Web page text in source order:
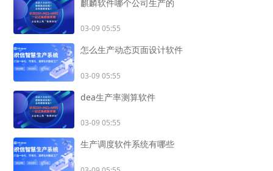
麒麟软件哪个公司生产的
03-09 05:55
怎么生产动态页面设计软件
03-09 05:55
dea生产率测算软件
03-09 05:55
生产调度软件系统有哪些